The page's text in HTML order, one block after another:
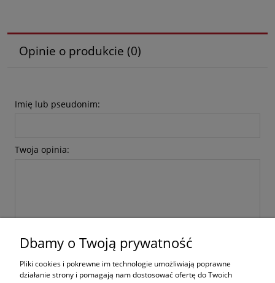
Opinie o produkcie (0)
Imię lub pseudonim:
Twoja opinia:
Dbamy o Twoją prywatność
Pliki cookies i pokrewne im technologie umożliwiają poprawne
działanie strony i pomagają nam dostosować ofertę do Twoich